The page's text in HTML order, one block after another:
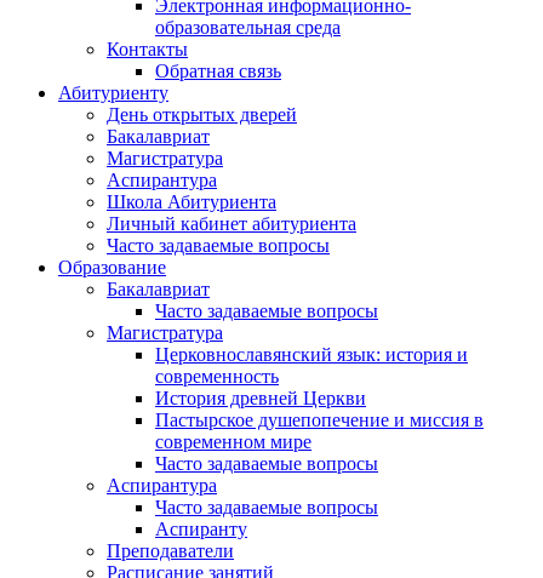
Электронная информационно-
образовательная среда
Контакты
Обратная связь
Абитуриенту
День открытых дверей
Бакалавриат
Магистратура
Аспирантура
Школа Абитуриента
Личный кабинет абитуриента
Часто задаваемые вопросы
Образование
Бакалавриат
Часто задаваемые вопросы
Магистратура
Церковнославянский язык: история и
современность
История древней Церкви
Пастырское душепопечение и миссия в
современном мире
Часто задаваемые вопросы
Аспирантура
Часто задаваемые вопросы
Аспиранту
Преподаватели
Расписание занятий